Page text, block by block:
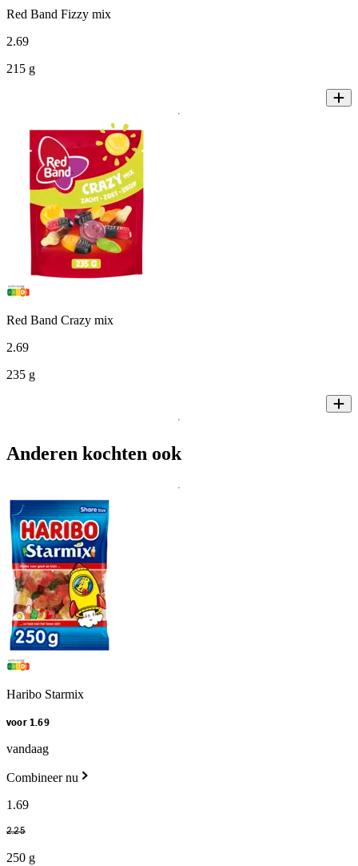
Red Band Fizzy mix
2.69
215 g
Red Band Crazy mix
2.69
235 g
Anderen kochten ook
Haribo Starmix
voor 1.69
vandaag
Combineer nu
1 .69
2.25
250 g